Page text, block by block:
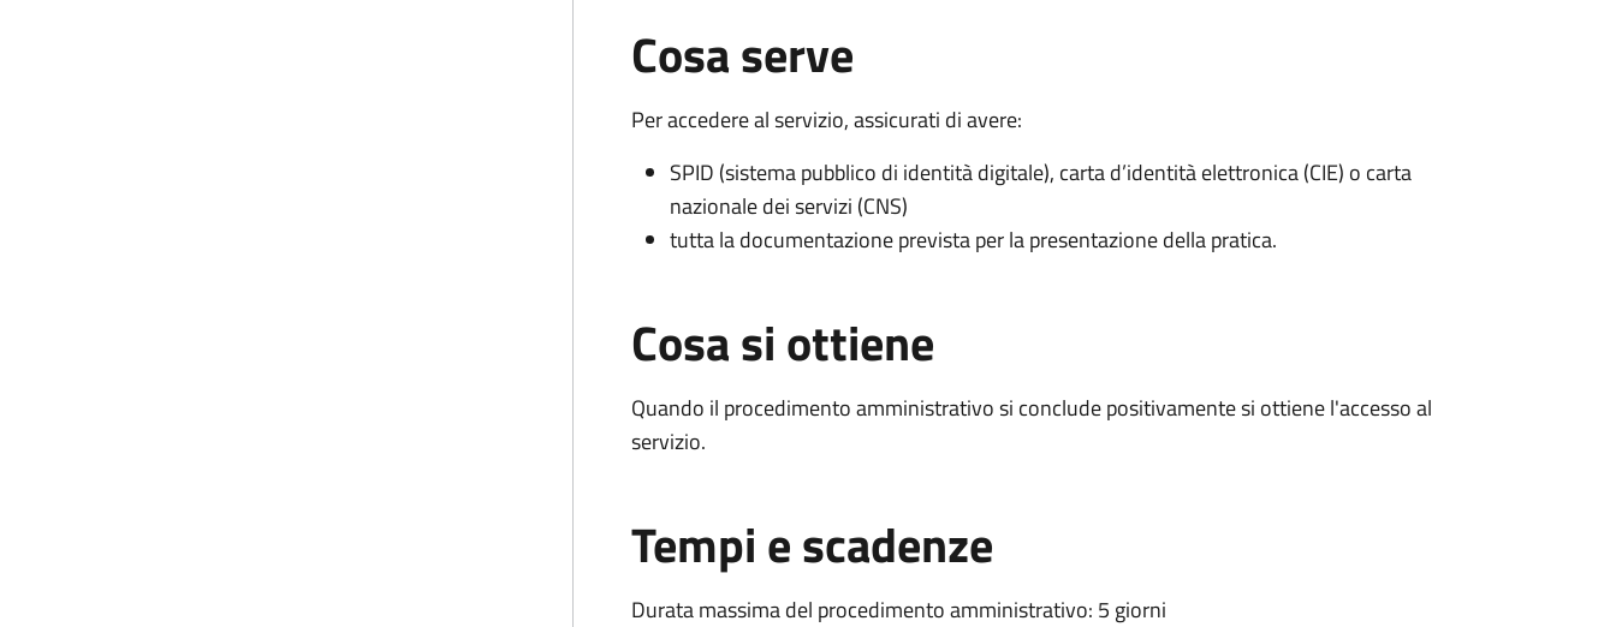
Cosa serve
Per accedere al servizio, assicurati di avere:
SPID (sistema pubblico di identità digitale), carta d’identità elettronica (CIE) o carta
nazionale dei servizi (CNS)
tutta la documentazione prevista per la presentazione della pratica.
Cosa si ottiene
Quando il procedimento amministrativo si conclude positivamente si ottiene l'accesso al
servizio.
Tempi e scadenze
Durata massima del procedimento amministrativo: 5 giorni